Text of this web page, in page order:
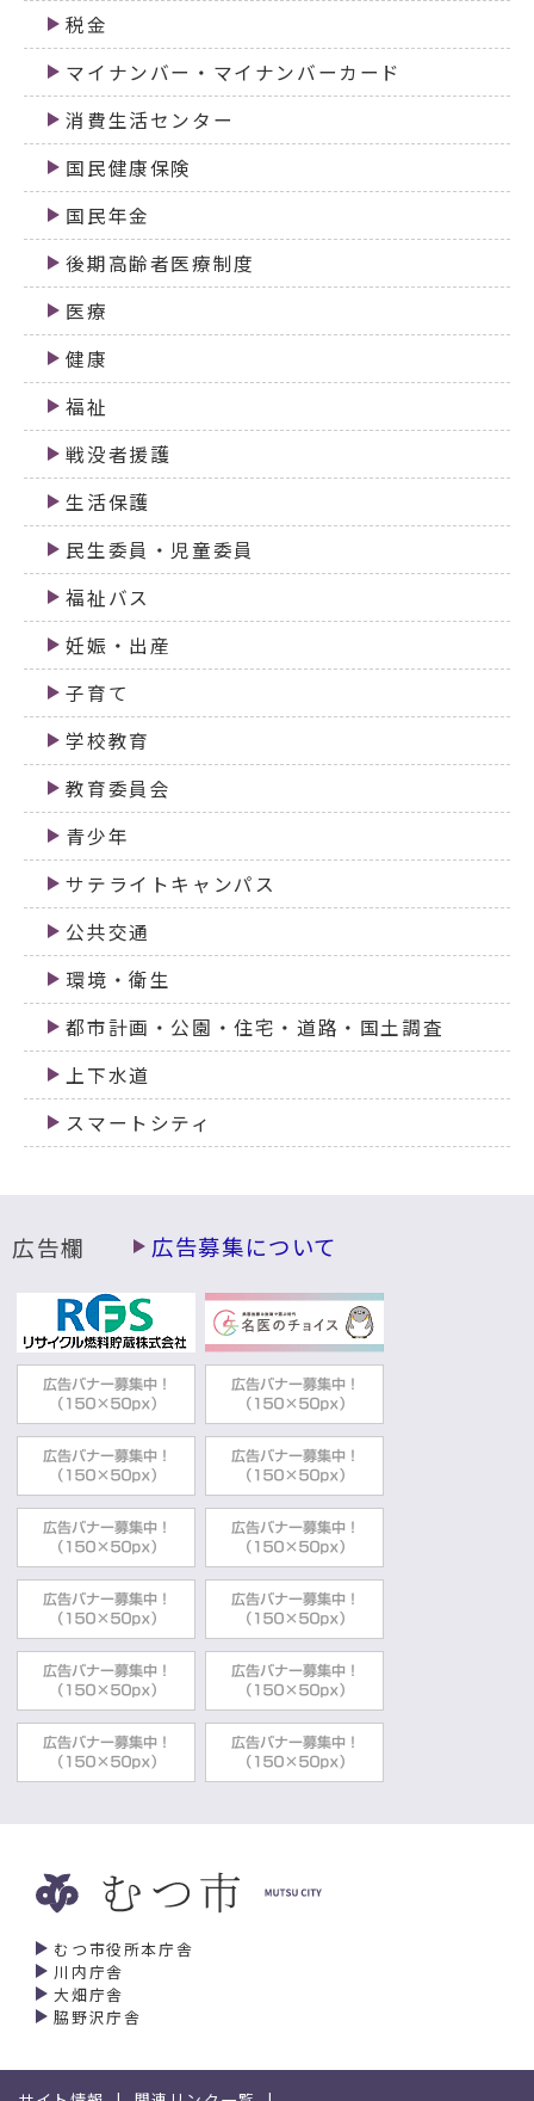
税金
マイナンバー・マイナンバーカード
消費生活センター
国民健康保険
国民年金
後期高齢者医療制度
医療
健康
福祉
戦没者援護
生活保護
民生委員・児童委員
福祉バス
妊娠・出産
子育て
学校教育
教育委員会
青少年
サテライトキャンパス
公共交通
環境・衛生
都市計画・公園・住宅・道路・国土調査
上下水道
スマートシティ
広告欄 広告募集について
むつ市役所本庁舎
川内庁舎
大畑庁舎
脇野沢庁舎